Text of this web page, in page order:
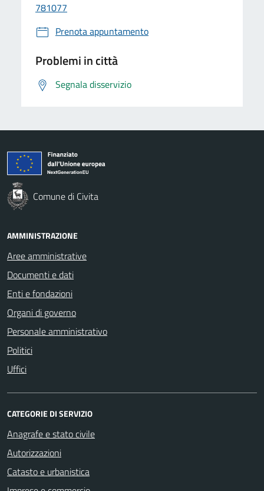
781077
Prenota appuntamento
Problemi in città
Segnala disservizio
Comune di Civita
AMMINISTRAZIONE
Aree amministrative
Documenti e dati
Enti e fondazioni
Organi di governo
Personale amministrativo
Politici
Uffici
CATEGORIE DI SERVIZIO
Anagrafe e stato civile
Autorizzazioni
Catasto e urbanistica